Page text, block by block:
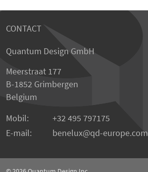
CONTACT
Quantum Design GmbH
Meerstraat 177
B-1852 Grimbergen
Belgium
Mobil:
+32 495 797175
E-mail:
benelux qd-europe.com